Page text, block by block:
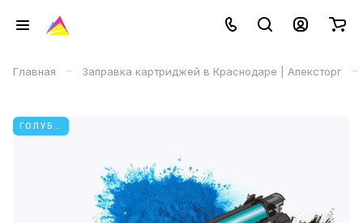
Главная – Заправка картриджей в Краснодаре | Апексторг –